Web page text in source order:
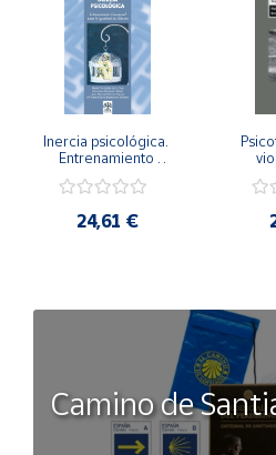
Inercia psicológica.
Entrenamiento
Igualdad de Género.
24,61 €
Camino de